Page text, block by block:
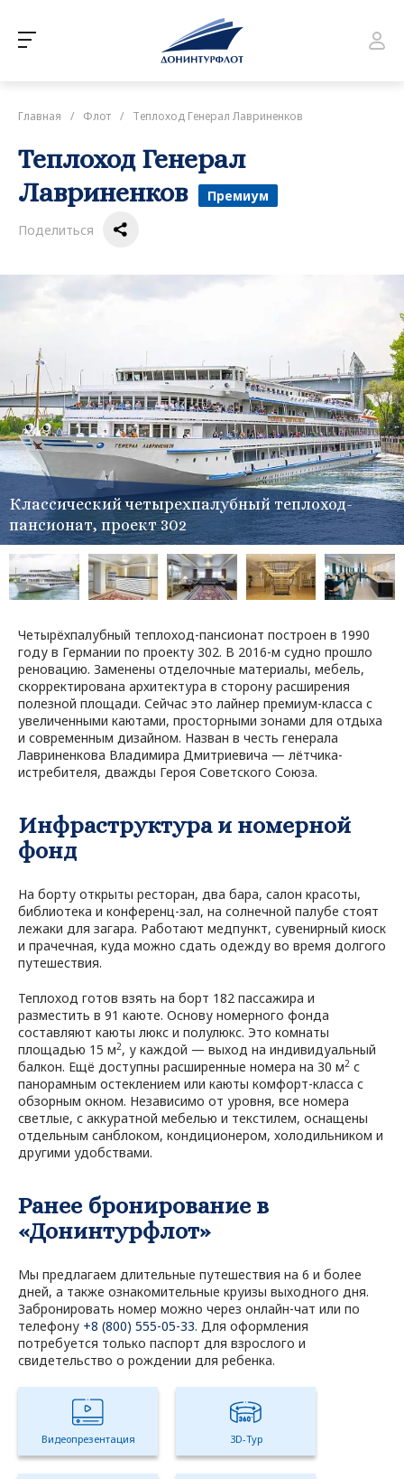
Главная / Флот / Теплоход Генерал Лавриненков
Теплоход Генерал
Лавриненков
Премиум
Поделиться
Классический четырехпалубный теплоход-
пансионат, проект 302
Четырёхпалубный теплоход-пансионат построен в 1990
году в Германии по проекту 302. В 2016-м судно прошло
реновацию. Заменены отделочные материалы, мебель,
скорректирована архитектура в сторону расширения
полезной площади. Сейчас это лайнер премиум-класса с
увеличенными каютами, просторными зонами для отдыха
и современным дизайном. Назван в честь генерала
Лавриненкова Владимира Дмитриевича — лётчика-
истребителя, дважды Героя Советского Союза.
Инфраструктура и номерной
фонд
На борту открыты ресторан, два бара, салон красоты,
библиотека и конференц-зал, на солнечной палубе стоят
лежаки для загара. Работают медпункт, сувенирный киоск
и прачечная, куда можно сдать одежду во время долгого
путешествия.
Теплоход готов взять на борт 182 пассажира и
разместить в 91 каюте. Основу номерного фонда
составляют каюты люкс и полулюкс. Это комнаты
площадью 15 м2, у каждой — выход на индивидуальный
балкон. Ещё доступны расширенные номера на 30 м2 с
панорамным остеклением или каюты комфорт-класса с
обзорным окном. Независимо от уровня, все номера
светлые, с аккуратной мебелью и текстилем, оснащены
отдельным санблоком, кондиционером, холодильником и
другими удобствами.
Ранее бронирование в
«Донинтурфлот»
Мы предлагаем длительные путешествия на 6 и более
дней, а также ознакомительные круизы выходного дня.
Забронировать номер можно через онлайн-чат или по
телефону +8 (800) 555-05-33. Для оформления
потребуется только паспорт для взрослого и
свидетельство о рождении для ребенка.
Видеопрезентация 3D-Тур